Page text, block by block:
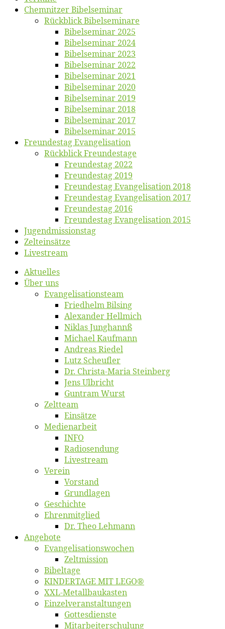
Chemnit­zer Bibelseminar
Rück­blick Bibelseminare
Bi­bel­se­mi­nar 2025
Bi­bel­se­mi­nar 2024
Bi­bel­se­mi­nar 2023
Bi­bel­se­mi­nar 2022
Bi­bel­se­mi­nar 2021
Bi­bel­se­mi­nar 2020
Bi­bel­se­mi­nar 2019
Bi­bel­se­mi­nar 2018
Bibelsemi­nar 2017
Bibelsemi­nar 2015
Freun­des­tag Evangelisation
Rück­blick Freundestage
Freun­des­tag 2022
Freun­des­tag 2019
Freun­des­tag Evan­ge­li­sa­ti­on 2018
Freun­des­tag Evan­ge­li­sa­ti­on 2017
Freun­des­tag 2016
Freun­des­tag Evan­ge­li­sa­ti­on 2015
Jugend­mis­sions­tag
Zelt­ein­sät­ze
Live­stream
Ak­tu­el­les
Über uns
Evangelisa­tions­team
Fried­helm Bilsing
Alex­an­der Hellmich
Ni­klas Junghannß
Mi­cha­el Kaufmann
An­dre­as Riedel
Lutz Scheuf­ler
Dr. Chris­­ta-Ma­ria Steinberg
Jens Ulb­richt
Gun­tram Wurst
Zelt­team
Ein­sät­ze
Me­di­en­ar­beit
INFO
Ra­dio­sen­dung
Live­stream
Ver­ein
Vor­stand
Grund­la­gen
Ge­schich­te
Eh­ren­mit­glied
Dr. Theo Lehmann
An­ge­bo­te
Evangelisa­tions­wo­chen
Zelt­mis­si­on
Bi­bel­ta­ge
KINDERTAGE MIT LEGO®
XXL-Me­­tal­l­­bau­­kas­­ten
Einzelver­an­stal­tungen
Got­tes­diens­te
Mitarbeiter­schulung